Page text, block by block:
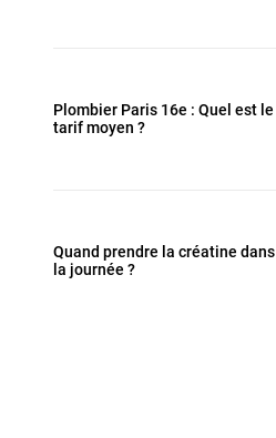
Plombier Paris 16e : Quel est le
tarif moyen ?
Quand prendre la créatine dans
la journée ?